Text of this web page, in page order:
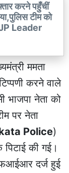
करने पहुँचीं
टीम को
Leader
ममता
करने वाले
भाजपा नेता को
पर नेता
Police)
की गई।
दर्ज हुई